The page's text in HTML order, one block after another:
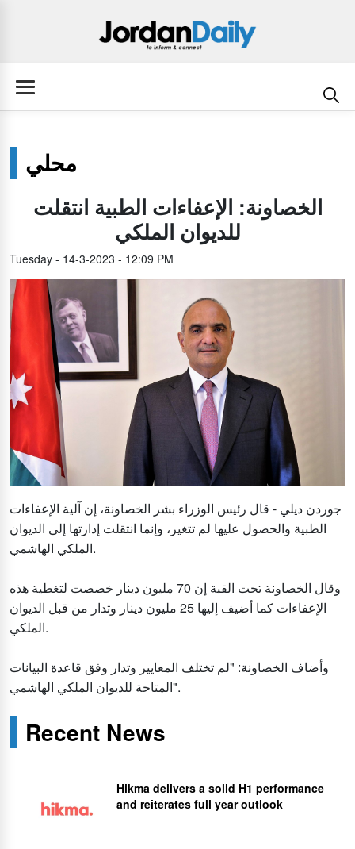
محلي
الخصاونة: الإعفاءات الطبية انتقلت
للديوان الملكي
Tuesday - 14-3-2023 - 12:09 PM
جوردن ديلي - قال رئيس الوزراء بشر الخصاونة، إن آلية الإعفاءات
الطبية والحصول عليها لم تتغير، وإنما انتقلت إدارتها إلى الديوان
الملكي الهاشمي.
وقال الخصاونة تحت القبة إن 70 مليون دينار خصصت لتغطية هذه
الإعفاءات كما أضيف إليها 25 مليون دينار وتدار من قبل الديوان
الملكي.
وأضاف الخصاونة: "لم تختلف المعايير وتدار وفق قاعدة البيانات
المتاحة للديوان الملكي الهاشمي".
Recent News
Hikma delivers a solid H1 performance
and reiterates full year outlook